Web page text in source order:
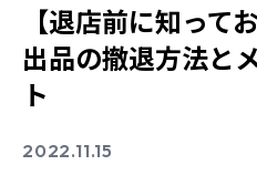
【退店前に知っ
出品の撤退方法と
ト
2022.11.15